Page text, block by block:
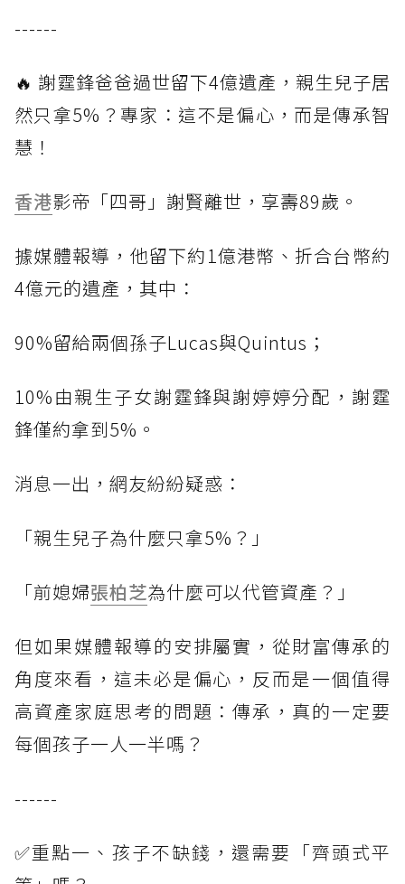
------
🔥 謝霆鋒爸爸過世留下4億遺產，親生兒子居
然只拿5%？專家：這不是偏心，而是傳承智
慧！
香港影帝「四哥」謝賢離世，享壽89歲。
據媒體報導，他留下約1億港幣、折合台幣約
4億元的遺產，其中：
90%留給兩個孫子Lucas與Quintus；
10%由親生子女謝霆鋒與謝婷婷分配，謝霆
鋒僅約拿到5%。
消息一出，網友紛紛疑惑：
「親生兒子為什麼只拿5%？」
「前媳婦張柏芝為什麼可以代管資產？」
但如果媒體報導的安排屬實，從財富傳承的
角度來看，這未必是偏心，反而是一個值得
高資產家庭思考的問題：傳承，真的一定要
每個孩子一人一半嗎？
------
✅重點一、孩子不缺錢，還需要「齊頭式平